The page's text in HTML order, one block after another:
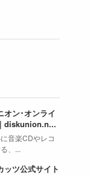
オン･オンライ
diskunion.n...
音楽CDやレコ
、...
ッツ公式サイト